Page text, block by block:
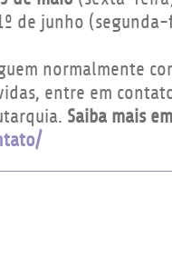
de junho
normalmente
entre em
Saiba mais em